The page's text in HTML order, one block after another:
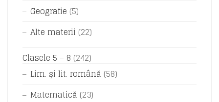
Geografie (5)
Alte materii (22)
Clasele 5 – 8 (242)
Lim. și lit. română (58)
Matematică (23)